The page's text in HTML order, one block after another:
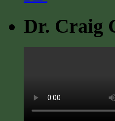
Dr. Craig